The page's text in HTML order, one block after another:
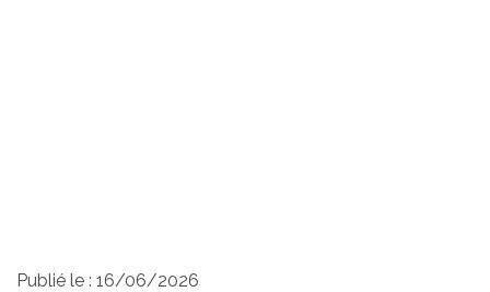
Publié le : 16/06/2026